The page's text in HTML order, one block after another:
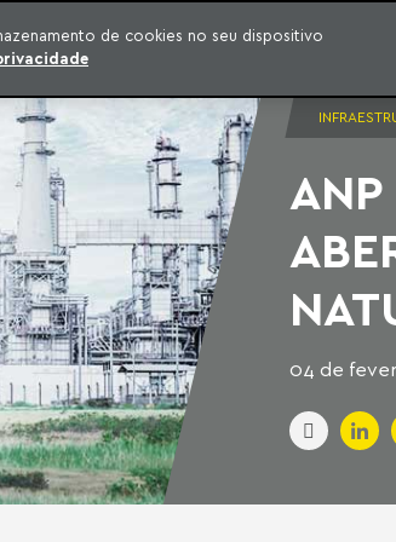
SÉRIES PUBLICAÇÕES
ANP
04 de
de cookies no seu dispositivo